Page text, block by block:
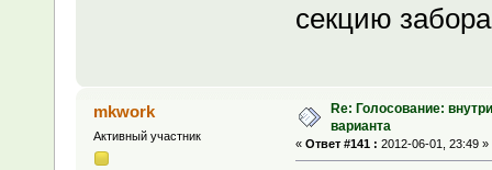
секцию
mkwork
Активный участник
Re: Голосование:
варианта
« Ответ #141 : 2012-06-01, 23:49 »